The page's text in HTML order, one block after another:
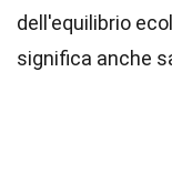
dell'equilibrio
significa anche